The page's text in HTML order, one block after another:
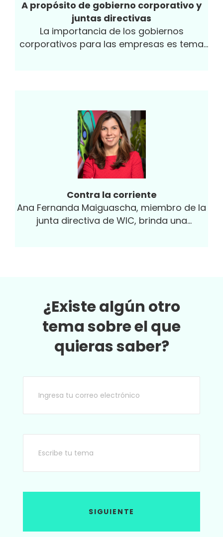
A propósito de gobierno corporativo y
juntas directivas
La importancia de los gobiernos
corporativos para las empresas es tema
Contra la corriente
Ana Fernanda Maiguascha, miembro de la
junta directiva de WIC, brinda una
¿Existe algún otro
tema sobre el que
quieras saber?
SIGUIENTE